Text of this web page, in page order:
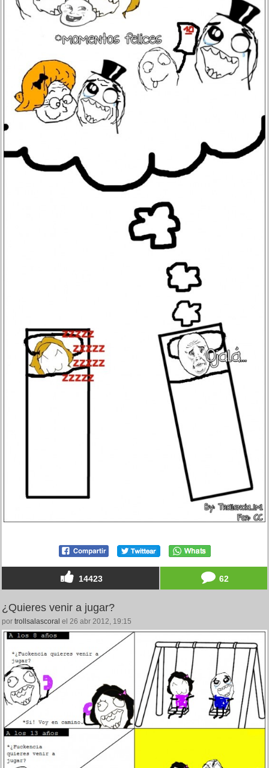
14423 62
¿Quieres venir a jugar?
por trollsalascoral el 26 abr 2012, 19:15